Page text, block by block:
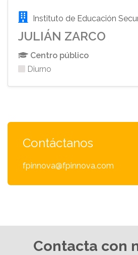
Instituto de Educación
JULIÁN ZARCO
Centro público
Diurno
Contáctanos
fpinnova@fpinnova.com
Contacta con